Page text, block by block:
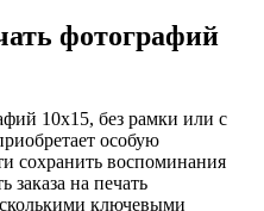
фотографий
10х15, без рамки или с
особую
сохранить воспоминания
на печать
ключевыми